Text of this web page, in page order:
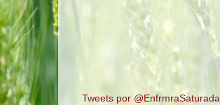
Tweets por @EnfrmraSaturada